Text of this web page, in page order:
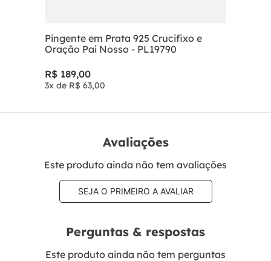
Pingente em Prata 925 Crucifixo e
Oração Pai Nosso - PL19790
R$ 189,00
3x de R$ 63,00
Avaliações
Este produto ainda não tem avaliações
SEJA O PRIMEIRO A AVALIAR
Perguntas & respostas
Este produto ainda não tem perguntas